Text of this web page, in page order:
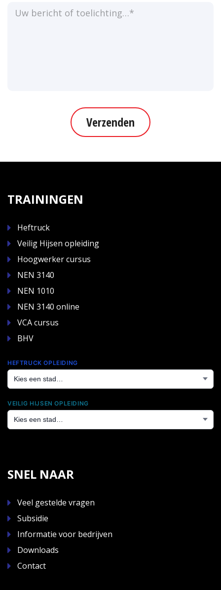
Verzenden
TRAININGEN
Heftruck
Veilig Hijsen opleiding
Hoogwerker cursus
NEN 3140
NEN 1010
NEN 3140 online
VCA cursus
BHV
HEFTRUCK OPLEIDING
VEILIG HIJSEN OPLEIDING
SNEL NAAR
Veel gestelde vragen
Subsidie
Informatie voor bedrijven
Downloads
Contact